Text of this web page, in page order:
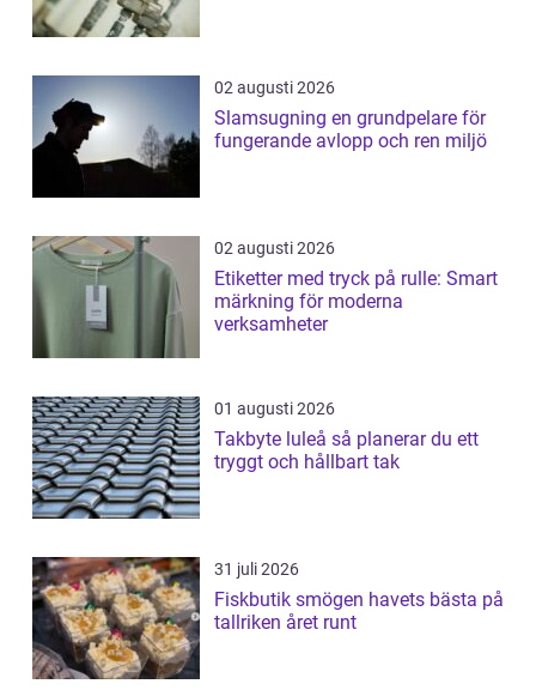
02 augusti 2026
Slamsugning en grundpelare för
fungerande avlopp och ren miljö
02 augusti 2026
Etiketter med tryck på rulle: Smart
märkning för moderna
verksamheter
01 augusti 2026
Takbyte luleå så planerar du ett
tryggt och hållbart tak
31 juli 2026
Fiskbutik smögen havets bästa på
tallriken året runt